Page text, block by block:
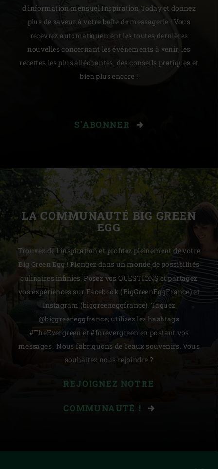
d'information mensuel Inspiration Today et donnez
plus de saveur à votre boîte de messagerie ! Vous
recevrez automatiquement les toutes dernières
nouvelles concernant les événements à venir, les
recettes les plus alléchantes, des conseils pratiques et
bien plus encore !
S'ABONNER
LA COMMUNAUTÉ BIG GREEN
EGG
Trouvez de l'inspiration et profitez pleinement de votre
Big Green Egg ! Plongez dans un monde de possibilités
culinaires infinies. Posez vos QUESTIONS et partagez
vos expériences sur Facebook (BigGreenEggFrance) et
Instagram (biggreeneggfrance). Taguez
@biggreeneggfrance, utilisez les hashtags
#TheEvergreen et #forevergreen en postant vos
messages ! Nous fabriquons de beaux souvenirs. Vous
souhaitez nous rejoindre ?
REJOIGNEZ NOTRE
COMMUNAUTÉ !